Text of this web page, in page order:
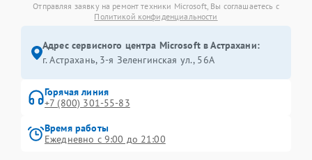
Отправляя заявку на ремонт техники Microsoft, Вы соглашаетесь с
Политикой конфиденциальности
Адрес сервисного центра Microsoft в Астрахани:
г. Астрахань, 3-я Зеленгинская ул., 56А
Горячая линия
+7 (800) 301-55-83
Время работы
Ежедневно с 9:00 до 21:00